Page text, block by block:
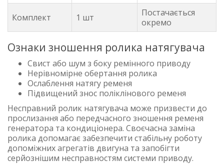
Комплект 1 шт
Постачається
окремо
Ознаки зношення ролика натягувача
Свист або шум з боку ремінного приводу
Нерівномірне обертання ролика
Ослаблення натягу ременя
Підвищений знос поліклінового ременя
Несправний ролик натягувача може призвести до
прослизання або передчасного зношення ременя
генератора та кондиціонера. Своєчасна заміна
ролика допомагає забезпечити стабільну роботу
допоміжних агрегатів двигуна та запобігти
серйознішим несправностям системи приводу.